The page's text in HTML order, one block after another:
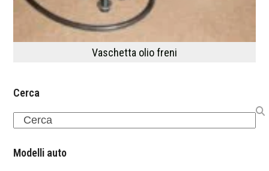
Vaschetta olio freni
Cerca
Search
Modelli auto